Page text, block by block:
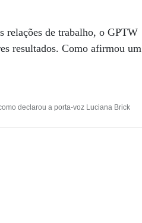
relações de trabalho, o GPTW
resultados. Como afirmou um
declarou a porta-voz Luciana Brick